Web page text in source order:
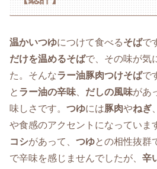
温かいつゆにつけて食べるそばで
だけを温めるそばで、その味が気
た。そんなラー油豚肉つけそばで
と ラー油の辛味 だしの風味があ
味しさです。 つゆには豚肉やねぎ
や食感のアクセントになっていま
コシがあって、 つゆとの相性抜群
で辛味を感じませんでしたが、 辛